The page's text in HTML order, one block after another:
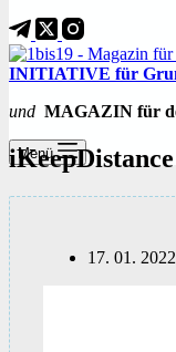
INITIATIVE für
und MAGAZIN für
Menü
iKeepDistance
17. 01. 2022